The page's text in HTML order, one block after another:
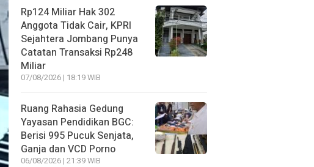
Rp124 Miliar Hak 302
Anggota Tidak Cair, KPRI
Sejahtera Jombang Punya
Catatan Transaksi Rp248
Miliar
07/08/2026 | 18:19 WIB
Ruang Rahasia Gedung
Yayasan Pendidikan BGC:
Berisi 995 Pucuk Senjata,
Ganja dan VCD Porno
06/08/2026 | 21:39 WIB